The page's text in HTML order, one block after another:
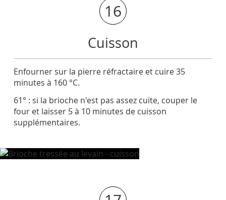
16
Cuisson
Enfourner sur la pierre réfractaire et cuire 35
minutes à 160 °C.
61° : si la brioche n'est pas assez cuite, couper le
four et laisser 5 à 10 minutes de cuisson
supplémentaires.